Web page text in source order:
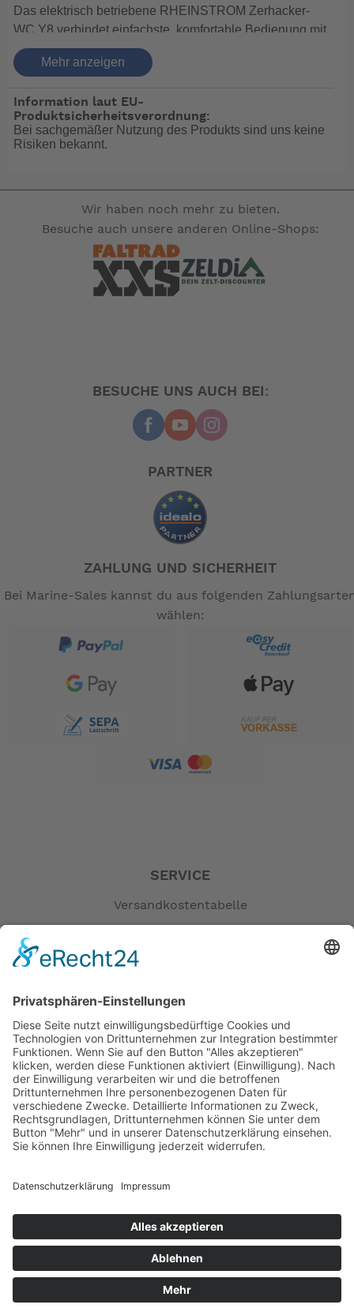
Das elektrisch betriebene RHEINSTROM Zerhacker-
WC Y8 verbindet einfachste, komfortable Bedienung mit
hoher Funktionssicherheit. Die verwendeten Materialien
sind seewasserbeständig. Am Pupenfuß aus Rotguss
Zerhackerrad und das Pumpenlaufrad sind aus Messig
gefertigt. Nach Betätigung des Fußpedals werden die
ankommenden Fäkalien vom Zerhackerrad der Pumpe
sehr wenige Verschleißteile ist dieses WC besonders
wartungsarm. Die Abdeckung der Pumpeneinheit mit
einer Abdeckhaube ist optional erhältlich. Das Yacht-
WC Y8 eignet sich für Segel- und Motoryachten sowie
Y8 12V gross 0008000
0008005
-- Auf Produktfotos angezeigte Dekorationsartikel
gehören nicht zum Leistungsumfang. --
Mehr anzeigen
Information laut EU-
Produktsicherheitsverordnung:
Bei sachgemäßer Nutzung des Produkts sind uns keine
Risiken bekannt.
Wir haben noch mehr zu bieten.
Besuche auch unsere anderen Online-Shops:
BESUCHE UNS AUCH BEI:
PARTNER
ZAHLUNG UND SICHERHEIT
Bei Marine-Sales kannst du aus folgenden
wählen:
SERVICE
Versandkostentabelle
Erklärung zur Barrierefreiheit
AGB
Öffnungszeiten
Versandpartner
Verfügbarkeiten
Zahlung und Versand
Datenschutz
Fernabsatz
Widerrufsrecht bei Dienstleistungen
Kontakt
Garantiefall
Batterieverordnung